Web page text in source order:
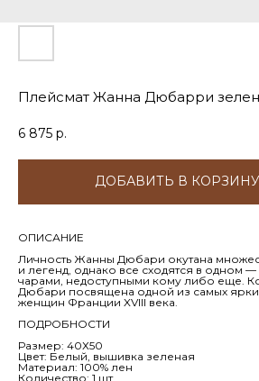
Плейсмат Жанна Дюбарри
6 875 р.
ДОБАВИТЬ В КОРЗИНУ
ОПИСАНИЕ
Личность Жанны Дюбари окутана
и легенд, однако все сходятся в одном
чарами, недоступными кому либо еще.
Дюбари посвящена одной из самых
женщин Франции XVIII века.
ПОДРОБНОСТИ
Размер: 40Х50
Цвет: Белый, вышивка зеленая
Материал: 100% лен
Количество: 1 шт